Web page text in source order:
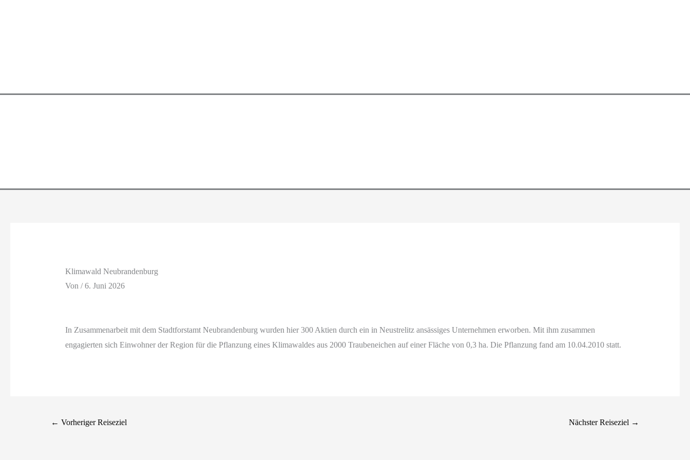
Klimawald Neubrandenburg
Von /6. Juni 2026
In Zusammenarbeit mit dem Stadtforstamt Neubrandenburg wurden hier 300 Aktien durch ein in Neustrelitz ansässiges Unternehmen erworben. Mit ihm zusammen
engagierten sich Einwohner der Region für die Pflanzung eines Klimawaldes aus 2000 Traubeneichen auf einer Fläche von 0,3 ha. Die Pflanzung fand am 10.04.2010 statt.
← Vorheriger Reiseziel Nächster Reiseziel →